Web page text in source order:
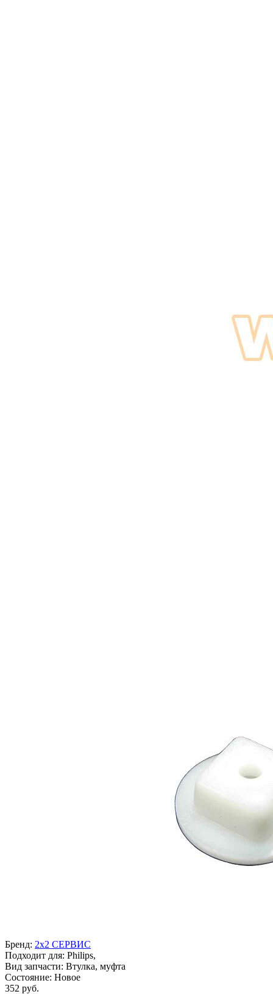
Бренд: 2x2 СЕРВИС
Подходит для: Philips,
Вид запчасти: Втулка, муфта
Состояние: Новое
352 руб.